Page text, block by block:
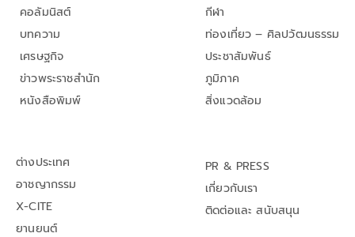
คอลัมนิสต์
บทความ
เศรษฐกิจ
ข่าวพระราชสำนัก
หนังสือพิมพ์
กีฬา
ท่องเที่ยว – ศิลปวัฒนธรรม
ประชาสัมพันธ์
ภูมิภาค
สิ่งแวดล้อม
ต่างประเทศ
อาชญากรรม
X-CITE
ยานยนต์
PR & PRESS
เกี่ยวกับเรา
ติดต่อและ สนับสนุน